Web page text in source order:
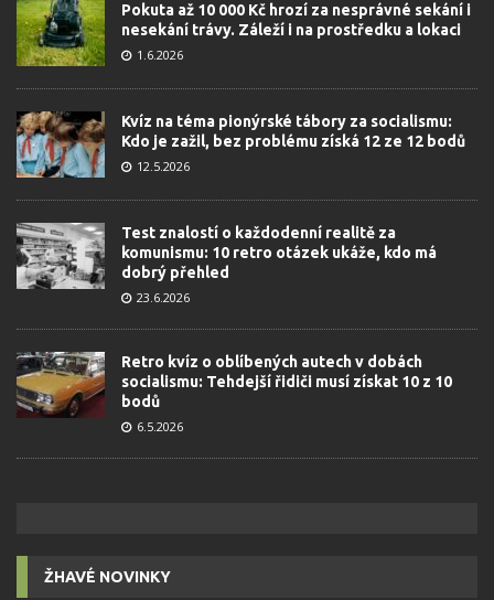
Pokuta až 10 000 Kč hrozí za nesprávné sekání i
nesekání trávy. Záleží i na prostředku a lokaci
1.6.2026
Kvíz na téma pionýrské tábory za socialismu:
Kdo je zažil, bez problému získá 12 ze 12 bodů
12.5.2026
Test znalostí o každodenní realitě za
komunismu: 10 retro otázek ukáže, kdo má
dobrý přehled
23.6.2026
Retro kvíz o oblíbených autech v dobách
socialismu: Tehdejší řidiči musí získat 10 z 10
bodů
6.5.2026
ŽHAVÉ NOVINKY